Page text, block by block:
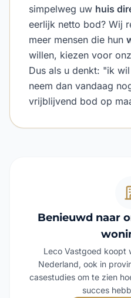
simpelweg uw huis
eerlijk netto bod? Wij
meer mensen die hun
willen, kiezen voor
Dus als u denkt: "ik wil
neem dan vandaag
vrijblijvend bod op
Benieuwd naar
Leco Vastgoed koopt
Nederland, ook in
casestudies om te zien
succes